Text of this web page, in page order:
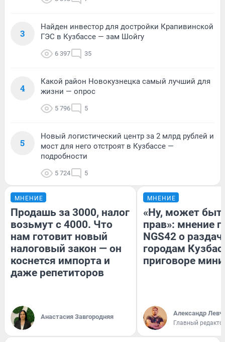
3
Найден инвестор для достройки Крапивинской
ГЭС в Кузбассе — зам Шойгу
6 397 35
4
Какой район Новокузнецка самый лучший для
жизни — опрос
5 796 5
5
Новый логистический центр за 2 млрд рублей и
мост для него отстроят в Кузбассе —
подробности
5 724 5
МНЕНИЕ
Продашь за 3000, налог
возьмут с 4000. Что
нам готовит новый
налоговый закон — он
коснется импорта и
даже репетиторов
Анастасия Завгородняя
МНЕНИЕ
«Ну, может
прав»: мнение
NGS42 о
городам
приговоре
Александр
Главный